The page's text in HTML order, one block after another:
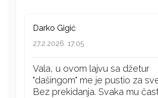
Darko Gigić
27.2.2026. 17:05
Vala, u ovom lajvu sa džetur
"dašingom" me je pustio za
Bez prekidanja. Svaka mu